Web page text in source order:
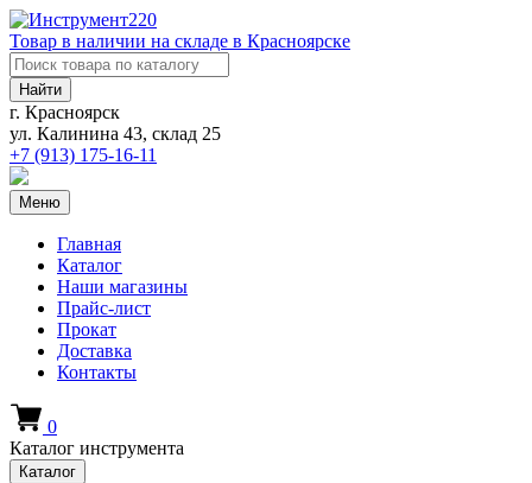
Товар в наличии на складе в Красноярске
Найти
г. Красноярск
ул. Калинина 43, склад 25
+7 (913) 175-16-11
Меню
Главная
Каталог
Наши магазины
Прайс-лист
Прокат
Доставка
Контакты
0
Каталог инструмента
Каталог